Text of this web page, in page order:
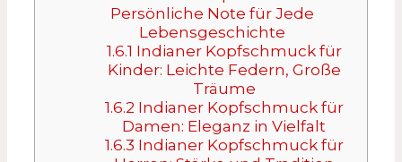
Persönliche Note für Jede
Lebensgeschichte
1.6.1 Indianer Kopfschmuck für
Kinder: Leichte Federn, Große
Träume
1.6.2 Indianer Kopfschmuck für
Damen: Eleganz in Vielfalt
1.6.3 Indianer Kopfschmuck für